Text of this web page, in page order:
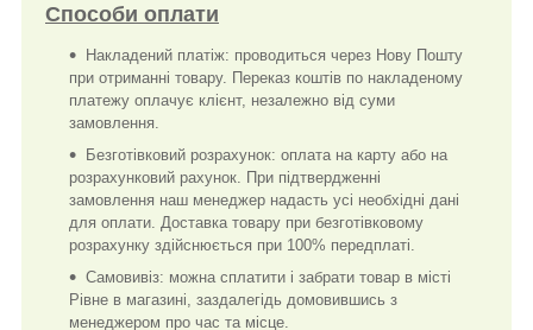
Способи оплати
Накладений платіж: проводиться через Нову Пошту
при отриманні товару. Переказ коштів по накладеному
платежу оплачує клієнт, незалежно від суми
замовлення.
Безготівковий розрахунок: оплата на карту або на
розрахунковий рахунок. При підтвердженні
замовлення наш менеджер надасть усі необхідні дані
для оплати. Доставка товару при безготівковому
розрахунку здійснюється при 100% передплаті.
Самовивіз: можна сплатити і забрати товар в місті
Рівне в магазині, заздалегідь домовившись з
менеджером про час та місце.